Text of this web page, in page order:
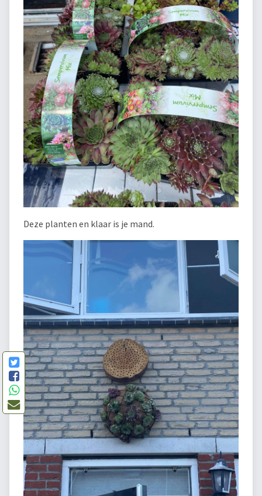
Deze planten en klaar is je mand.